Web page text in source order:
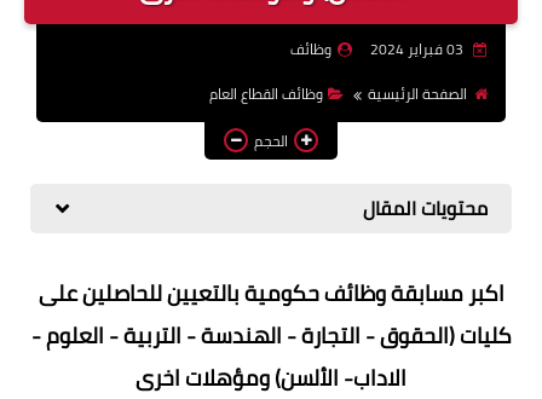
وظائف
الصفحة الرئيسية
وظائف القطاع العام
الحجم
محتويات المقال
اكبر مسابقة وظائف حكومية بالتعيين للحاصلين على
كليات (الحقوق - التجارة - الهندسة - التربية - العلوم -
الاداب- الألسن) ومؤهلات اخرى